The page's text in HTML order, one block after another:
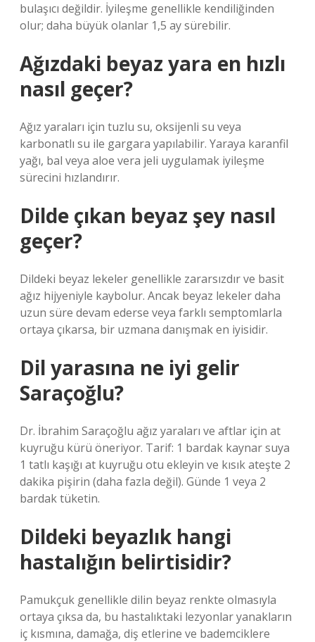
bulaşıcı değildir. İyileşme genellikle kendiliğinden
olur; daha büyük olanlar 1,5 ay sürebilir.
Ağızdaki beyaz yara en hızlı
nasıl geçer?
Ağız yaraları için tuzlu su, oksijenli su veya
karbonatlı su ile gargara yapılabilir. Yaraya karanfil
yağı, bal veya aloe vera jeli uygulamak iyileşme
sürecini hızlandırır.
Dilde çıkan beyaz şey nasıl
geçer?
Dildeki beyaz lekeler genellikle zararsızdır ve basit
ağız hijyeniyle kaybolur. Ancak beyaz lekeler daha
uzun süre devam ederse veya farklı semptomlarla
ortaya çıkarsa, bir uzmana danışmak en iyisidir.
Dil yarasına ne iyi gelir
Saraçoğlu?
Dr. İbrahim Saraçoğlu ağız yaraları ve aftlar için at
kuyruğu kürü öneriyor. Tarif: 1 bardak kaynar suya
1 tatlı kaşığı at kuyruğu otu ekleyin ve kısık ateşte 2
dakika pişirin (daha fazla değil). Günde 1 veya 2
bardak tüketin.
Dildeki beyazlık hangi
hastalığın belirtisidir?
Pamukçuk genellikle dilin beyaz renkte olmasıyla
ortaya çıksa da, bu hastalıktaki lezyonlar yanakların
iç kısmına, damağa, diş etlerine ve bademciklere